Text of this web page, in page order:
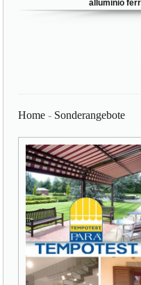
alluminio
Home - Sonderangebote